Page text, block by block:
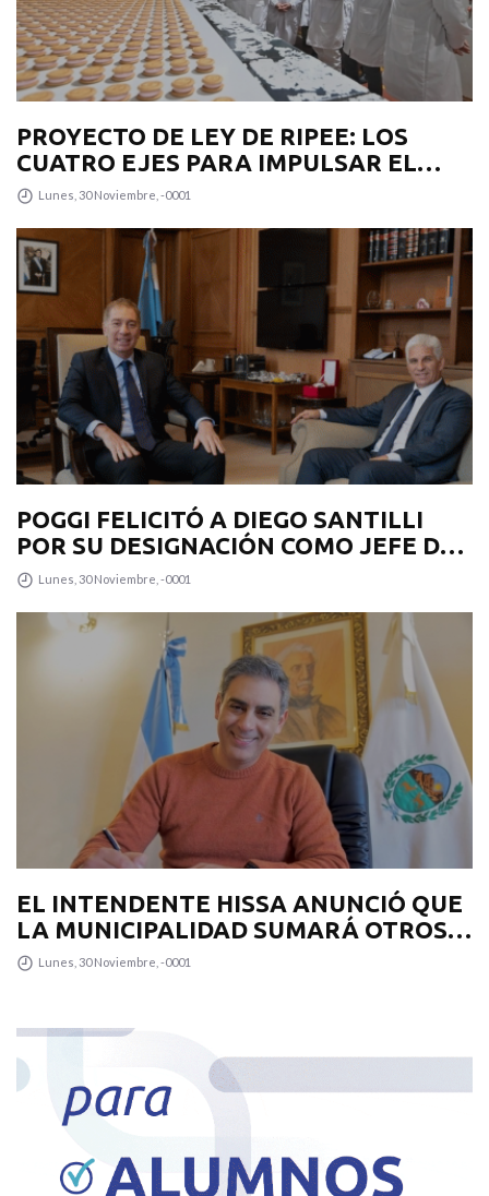
PROYECTO DE LEY DE RIPEE: LOS
CUATRO EJES PARA IMPULSAR EL
DESARROLLO PRODUCTIVO EN LA
Lunes, 30 Noviembre, -0001
POGGI FELICITÓ A DIEGO SANTILLI
POR SU DESIGNACIÓN COMO JEFE DE
GABINETE
Lunes, 30 Noviembre, -0001
EL INTENDENTE HISSA ANUNCIÓ QUE
LA MUNICIPALIDAD SUMARÁ OTROS
12 COLECTIVOS 0KM PARA
Lunes, 30 Noviembre, -0001